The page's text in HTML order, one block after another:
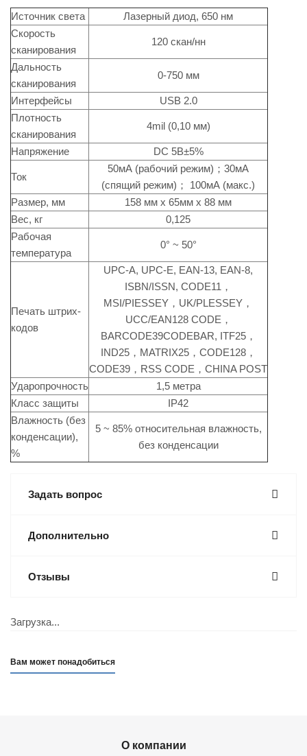
Источник света
Лазерный диод, 650 нм
Скорость
сканирования
120 скан/нн
Дальность
сканирования
0-750 мм
Интерфейсы
USB 2.0
Плотность
сканирования
4mil (0,10 мм)
Напряжение DC 5В±5%
Ток
50мА (рабочий режим)；30мА
(спящий режим)； 100мА (макс.)
Размер, мм
158 мм x 65мм x 88 мм
Вес, кг
0,125
Рабочая
температура
0° ~ 50°
Печать штрих-
кодов
UPC-A, UPC-E, EAN-13, EAN-8,
ISBN/ISSN, CODE11，
MSI/PIESSEY，UK/PLESSEY，
UCC/EAN128 CODE，
BARCODE39CODEBAR, ITF25，
IND25，MATRIX25，CODE128，
CODE39，RSS CODE，CHINA POST
Ударопрочность
1,5 метра
Класс защиты
IP42
Влажность (без
конденсации),
%
5 ~ 85% относительная влажность,
без конденсации
Задать вопрос
Дополнительно
Отзывы
Загрузка...
Вам может понадобиться
О компании